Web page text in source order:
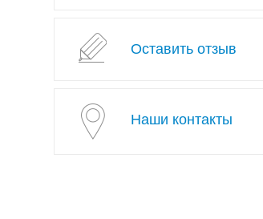
Оставить отзыв
Наши контакты